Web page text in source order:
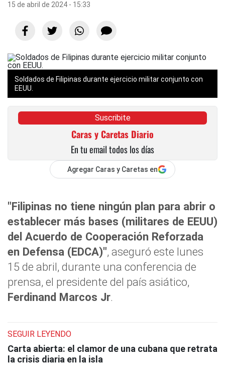
15 de abril de 2024 - 15:33
Soldados de Filipinas durante ejercicio militar conjunto con
EEUU.
Suscribite
Caras y Caretas Diario
En tu email todos los días
Agregar Caras y Caretas en
"Filipinas no tiene ningún plan para abrir o
establecer más bases (militares de EEUU)
del Acuerdo de Cooperación Reforzada
en Defensa (EDCA)", aseguró este lunes
15 de abril, durante una conferencia de
prensa, el presidente del país asiático,
Ferdinand Marcos Jr.
SEGUIR LEYENDO
Carta abierta: el clamor de una cubana que retrata
la crisis diaria en la isla